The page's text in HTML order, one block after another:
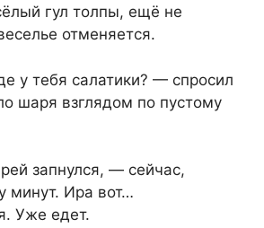
гул толпы, ещё не
отменяется.
у тебя салатики? — спросил
шаря взглядом по пустому
запнулся, — сейчас,
минут. Ира вот…
Уже едет.